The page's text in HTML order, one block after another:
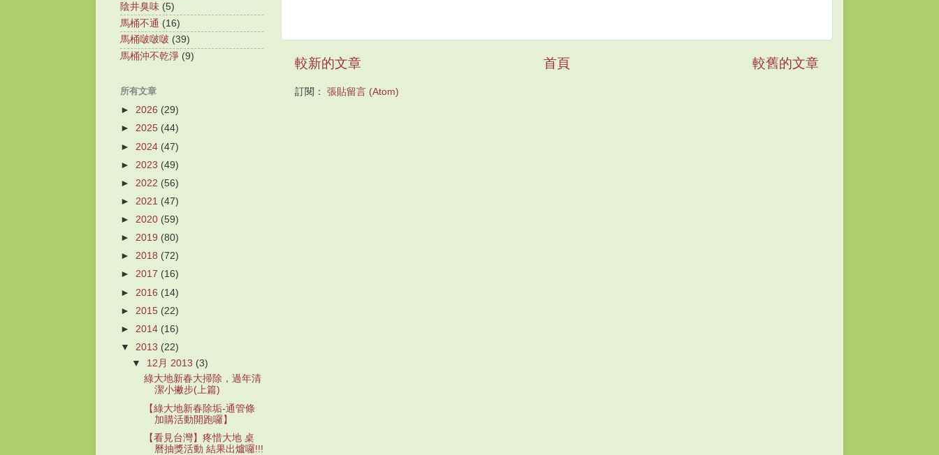
較新的文章 較舊的文章
首頁
訂閱： 張貼留言 (Atom)
陰井臭味 (5)
馬桶不通 (16)
馬桶啵啵啵 (39)
馬桶沖不乾淨 (9)
所有文章
► 2026 (29)
► 2025 (44)
► 2024 (47)
► 2023 (49)
► 2022 (56)
► 2021 (47)
► 2020 (59)
► 2019 (80)
► 2018 (72)
► 2017 (16)
► 2016 (14)
► 2015 (22)
► 2014 (16)
▼ 2013 (22)
▼ 12月 2013 (3)
綠大地新春大掃除，過年清
潔小撇步(上篇)
【綠大地新春除垢-通管條
加購活動開跑囉】
【看見台灣】疼惜大地 桌
曆抽獎活動 結果出爐囉!!!